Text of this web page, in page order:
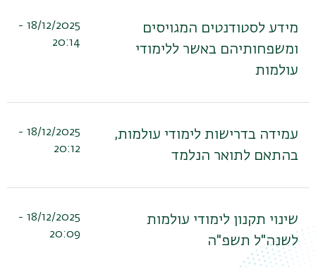
מידע לסטודנטים המגויסים
ומשפחותיהם באשר ללימודי
עולמות
18/12/2025 -
20:14
עמידה בדרישות לימודי עולמות,
בהתאם לתואר הנלמד
18/12/2025 -
20:12
שינוי תקנון לימודי עולמות
לשנה"ל תשפ"ה
18/12/2025 -
20:09